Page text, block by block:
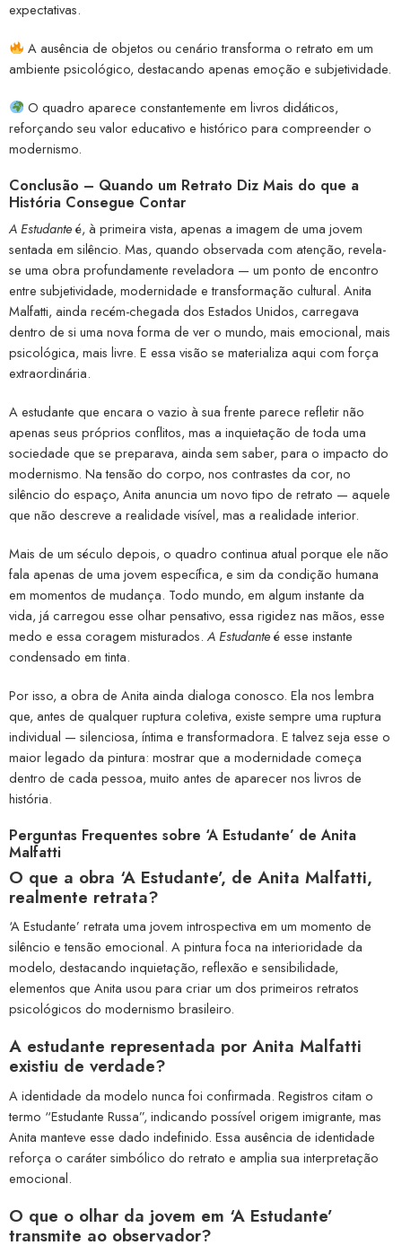
expectativas.
A ausência de objetos ou cenário transforma o retrato em um
ambiente psicológico, destacando apenas emoção e subjetividade.
O quadro aparece constantemente em livros didáticos,
reforçando seu valor educativo e histórico para compreender o
modernismo.
Conclusão – Quando um Retrato Diz Mais do que a
História Consegue Contar
A Estudanteé, à primeira vista, apenas a imagem de uma jovem
sentada em silêncio. Mas, quando observada com atenção, revela-
se uma obra profundamente reveladora — um ponto de encontro
entre subjetividade, modernidade e transformação cultural. Anita
Malfatti, ainda recém-chegada dos Estados Unidos, carregava
dentro de si uma nova forma de ver o mundo, mais emocional, mais
psicológica, mais livre. E essa visão se materializa aqui com força
extraordinária.
A estudante que encara o vazio à sua frente parece refletir não
apenas seus próprios conflitos, mas a inquietação de toda uma
sociedade que se preparava, ainda sem saber, para o impacto do
modernismo. Na tensão do corpo, nos contrastes da cor, no
silêncio do espaço, Anita anuncia um novo tipo de retrato — aquele
que não descreve a realidade visível, mas a realidade interior.
Mais de um século depois, o quadro continua atual porque ele não
fala apenas de uma jovem específica, e sim da condição humana
em momentos de mudança. Todo mundo, em algum instante da
vida, já carregou esse olhar pensativo, essa rigidez nas mãos, esse
medo e essa coragem misturados. A Estudanteé esse instante
condensado em tinta.
Por isso, a obra de Anita ainda dialoga conosco. Ela nos lembra
que, antes de qualquer ruptura coletiva, existe sempre uma ruptura
individual — silenciosa, íntima e transformadora. E talvez seja esse o
maior legado da pintura: mostrar que a modernidade começa
dentro de cada pessoa, muito antes de aparecer nos livros de
história.
Perguntas Frequentes sobre ‘A Estudante’ de Anita
Malfatti
O que a obra ‘A Estudante’, de Anita Malfatti,
realmente retrata?
‘A Estudante’ retrata uma jovem introspectiva em um momento de
silêncio e tensão emocional. A pintura foca na interioridade da
modelo, destacando inquietação, reflexão e sensibilidade,
elementos que Anita usou para criar um dos primeiros retratos
psicológicos do modernismo brasileiro.
A estudante representada por Anita Malfatti
existiu de verdade?
A identidade da modelo nunca foi confirmada. Registros citam o
termo “Estudante Russa”, indicando possível origem imigrante, mas
Anita manteve esse dado indefinido. Essa ausência de identidade
reforça o caráter simbólico do retrato e amplia sua interpretação
emocional.
O que o olhar da jovem em ‘A Estudante’
transmite ao observador?